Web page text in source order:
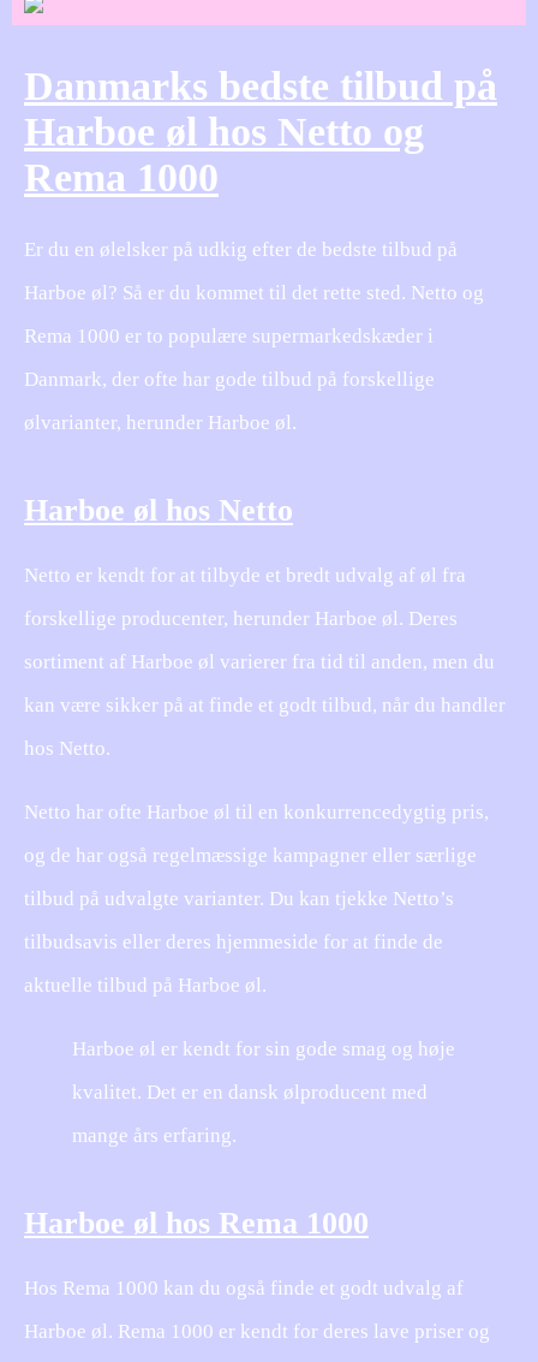
Danmarks bedste tilbud på
Harboe øl hos Netto og
Rema 1000
Er du en ølelsker på udkig efter de bedste tilbud på
Harboe øl? Så er du kommet til det rette sted. Netto og
Rema 1000 er to populære supermarkedskæder i
Danmark, der ofte har gode tilbud på forskellige
ølvarianter, herunder Harboe øl.
Harboe øl hos Netto
Netto er kendt for at tilbyde et bredt udvalg af øl fra
forskellige producenter, herunder Harboe øl. Deres
sortiment af Harboe øl varierer fra tid til anden, men du
kan være sikker på at finde et godt tilbud, når du handler
hos Netto.
Netto har ofte Harboe øl til en konkurrencedygtig pris,
og de har også regelmæssige kampagner eller særlige
tilbud på udvalgte varianter. Du kan tjekke Netto’s
tilbudsavis eller deres hjemmeside for at finde de
aktuelle tilbud på Harboe øl.
Harboe øl er kendt for sin gode smag og høje
kvalitet. Det er en dansk ølproducent med
mange års erfaring.
Harboe øl hos Rema 1000
Hos Rema 1000 kan du også finde et godt udvalg af
Harboe øl. Rema 1000 er kendt for deres lave priser og